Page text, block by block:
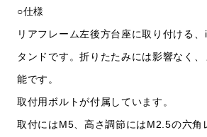
○仕様
リアフレーム左後方台座に取り付ける
タンドです。折りたたみには影響なく
能です。
取付用ボルトが付属しています。
取付にはM5、高さ調節にはM2.5の六角